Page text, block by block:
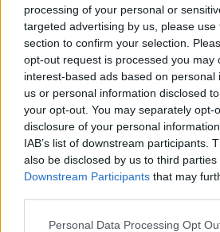
processing of your personal or
targeted advertising by us, please
section to confirm your selection.
opt-out request is processed you may
interest-based ads based on personal
us or personal information disclosed
your opt-out. You may separately opt-
disclosure of your personal
IAB’s list of downstream participants.
also be disclosed by us to third parties
Downstream Participants that may
Personal Data Processing Opt
Hora: 19:00 h
Lugar: Sala de Ámbito
de Tres de Mayo (7ª planta),
Tenerife
Entrada libre hasta
Más información:
www.ambitocultural.es